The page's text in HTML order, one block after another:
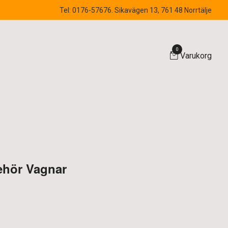
Tel: 0176-57676. Sikavägen 13, 761 48 Norrtälje
0
Varukorg
Vagnar